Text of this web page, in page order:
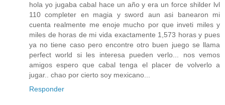
hola yo jugaba cabal hace un año y era un force shilder lvl
110 completer en magia y sword aun asi banearon mi
cuenta realmente me enoje mucho por que inveti miles y
miles de horas de mi vida exactamente 1,573 horas y pues
ya no tiene caso pero encontre otro buen juego se llama
perfect world si les interesa pueden verlo... nos vemos
amigos espero que cabal tenga el placer de volverlo a
jugar.. chao por cierto soy mexicano...
Responder